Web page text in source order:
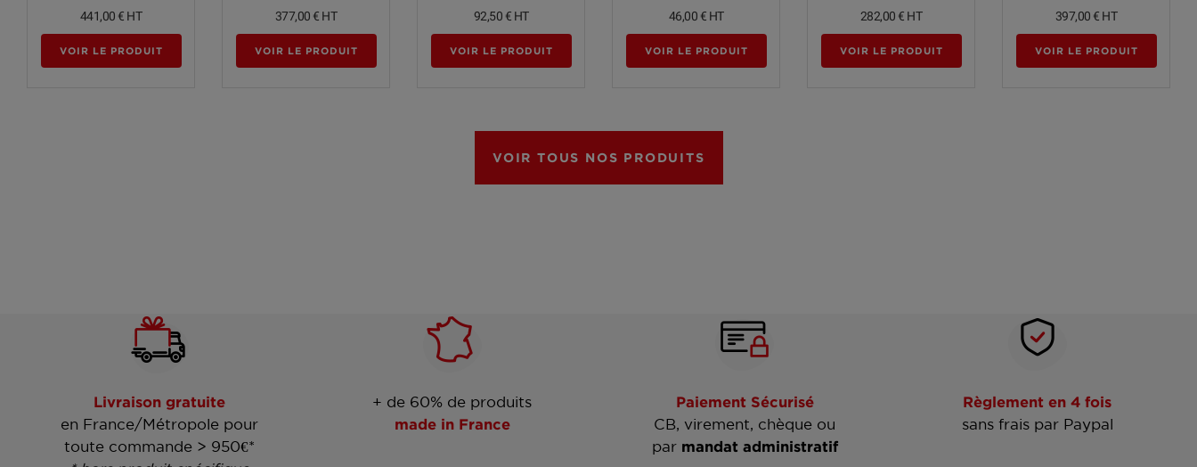
441,00 € HT
VOIR LE PRODUIT
377,00 € HT
VOIR LE PRODUIT
92,50 € HT
VOIR LE PRODUIT
46,00 € HT
VOIR LE PRODUIT
282,00 € HT
VOIR LE PRODUIT
397,00 € HT
VOIR LE PRODUIT
VOIR TOUS NOS PRODUITS
Livraison gratuite
en France/Métropole pour
toute commande > 950€*
+ de 60% de produits
made in France
Paiement Sécurisé
CB, virement, chèque ou
par mandat administratif
Règlement en 4 fois
sans frais par Paypal